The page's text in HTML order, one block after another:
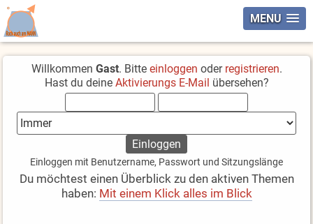
MENU
Willkommen Gast. Bitte einloggen oder registrieren.
Hast du deine Aktivierungs E-Mail übersehen?
Einloggen mit Benutzername, Passwort und Sitzungslänge
Du möchtest einen Überblick zu den aktiven Themen
haben: Mit einem Klick alles im Blick